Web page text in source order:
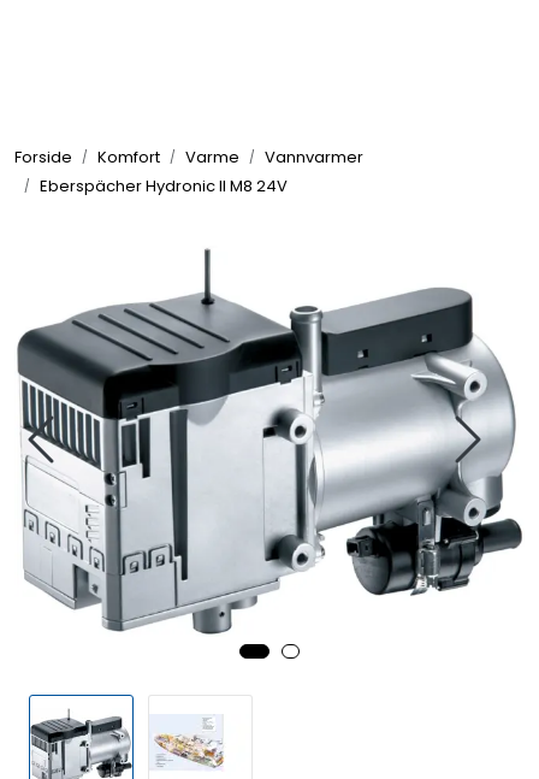
Forside Komfort Varme
Vannvarmer
Eberspächer Hydronic II M8 24V
Elektrisk
Bygg/Innredning
Komfort
VVS
Motor/Styring
Fortøyning
Fritid/Sikkerhet
Båtpleie/Opplag
Seil